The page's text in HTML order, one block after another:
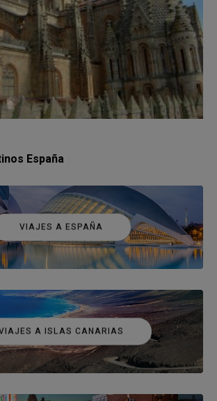
España
VIAJES A ESPAÑA
A ISLAS CANARIAS